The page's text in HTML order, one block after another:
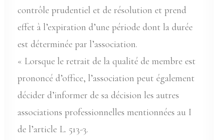
contrôle prudentiel et de résolution et prend
effet à l’expiration d’une période dont la durée
est déterminée par l’association.
« Lorsque le retrait de la qualité de membre est
prononcé d’office, l’association peut également
décider d’informer de sa décision les autres
associations professionnelles mentionnées au I
de l’article L. 513-3.